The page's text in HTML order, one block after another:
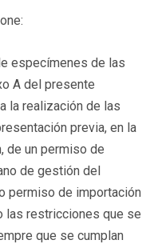
especímenes de las
A del presente
la realización de las
previa, en la
de un permiso de
de gestión del
permiso de importación
las restricciones que se
que se cumplan